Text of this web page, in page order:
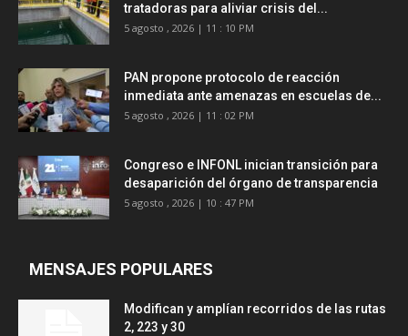
tratadoras para aliviar crisis del...
5 agosto , 2026 | 11 : 10 PM
PAN propone protocolo de reacción
inmediata ante amenazas en escuelas de...
5 agosto , 2026 | 11 : 02 PM
Congreso e INFONL inician transición para
desaparición del órgano de transparencia
5 agosto , 2026 | 10 : 47 PM
MENSAJES POPULARES
Modifican y amplían recorridos de las rutas
2, 223 y 30